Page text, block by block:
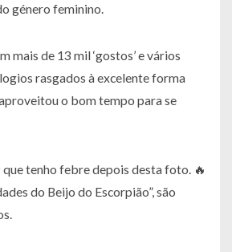
género feminino.
mais de 13 mil ‘gostos’ e vários
rasgados à excelente forma
o bom tempo para se
tenho febre depois desta foto. 🔥
do Beijo do Escorpião”, são